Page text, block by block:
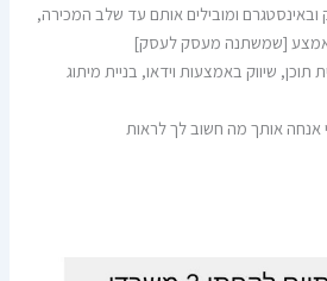
ובאינסטגרם ומובילים אותם עד שלב המכירה,
[שמשתנה מעסק לעסק]
תוכן, שיווק באמצעות וידאו, בניית מיתוג
אנחה אותך מה חשוב לך לראות